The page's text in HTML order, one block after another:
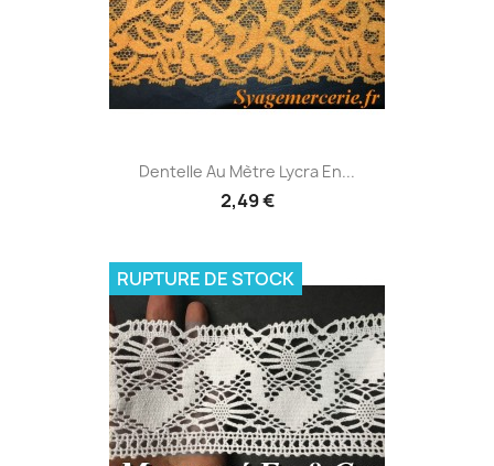
Dentelle Au Mètre Lycra En...
2,49 €
RUPTURE DE STOCK